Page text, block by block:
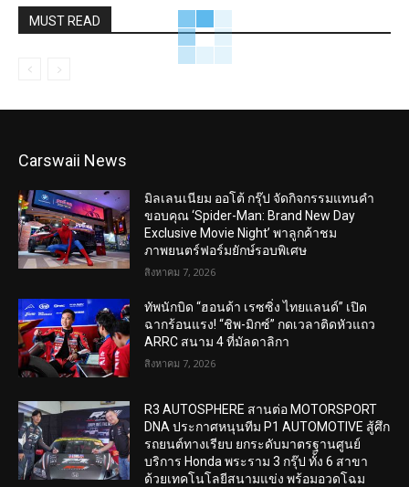
MUST READ
Carswaii News
มิลเลนเนียม ออโต้ กรุ๊ป จัดกิจกรรมแทนคำ
ขอบคุณ ‘Spider-Man: Brand New Day
Exclusive Movie Night’ พาลูกค้าชม
ภาพยนตร์ฟอร์มยักษ์รอบพิเศษ
สิงหาคม 7, 2026
ทัพนักบิด “ฮอนด้า เรซซิ่ง ไทยแลนด์” เปิด
ฉากร้อนแรง! “ชิพ-มิกซ์” กดเวลาติดหัวแถว
ARRC สนาม 4 ที่มัลดาลิกา
สิงหาคม 7, 2026
R3 AUTOSPHERE สานต่อ MOTORSPORT
DNA ประกาศหนุนทีม P1 AUTOMOTIVE สู้ศึก
รถยนต์ทางเรียบ ยกระดับมาตรฐานศูนย์
บริการ Honda พระราม 3 กรุ๊ป ทั้ง 6 สาขา
ด้วยเทคโนโลยีสนามแข่ง พร้อมอวดโฉม